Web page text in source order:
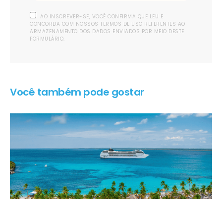
AO INSCREVER-SE, VOCÊ CONFIRMA QUE LEU E
CONCORDA COM NOSSOS TERMOS DE USO REFERENTES AO
ARMAZENAMENTO DOS DADOS ENVIADOS POR MEIO DESTE
FORMULÁRIO.
Você também pode gostar